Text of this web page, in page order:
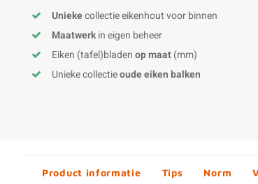
Uniekecollectie eikenhout voor binnen
Maatwerkin eigen beheer
Eiken (tafel)bladenop maat(mm)
Unieke collectieoude eiken balken
Product informatie Tips Norm